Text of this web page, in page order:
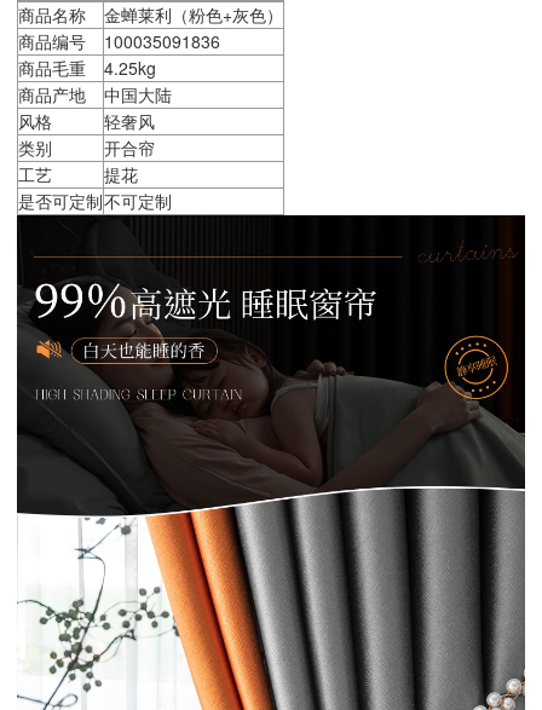
商品名称
金蝉莱利（粉色+灰色）
商品编号
100035091836
商品毛重
4.25kg
商品产地
中国大陆
风格
轻奢风
类别
开合帘
工艺
提花
是否可定制不可定制